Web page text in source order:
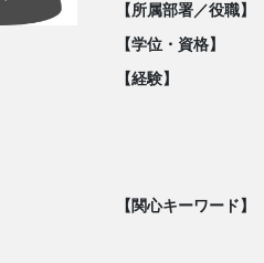
【所属部署／役職】
【学位・資格】
【経験】
【関心キーワード】